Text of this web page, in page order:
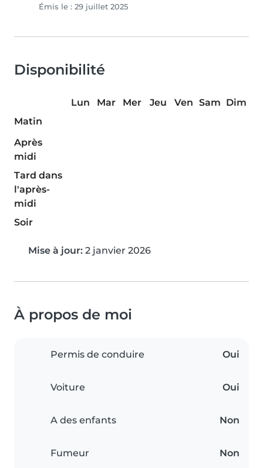
Émis le : 29 juillet 2025
Disponibilité
Lun Mar Mer Jeu Ven Sam Dim
Matin
Après
midi
Tard dans
l'après-
midi
Soir
Mise à jour: 2 janvier 2026
À propos de moi
Permis de conduire Oui
Voiture Oui
A des enfants Non
Fumeur Non